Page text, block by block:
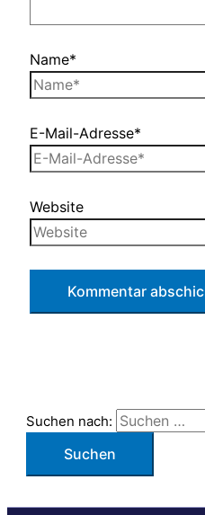
Name*
E-Mail-Adresse*
Website
Suchen nach: